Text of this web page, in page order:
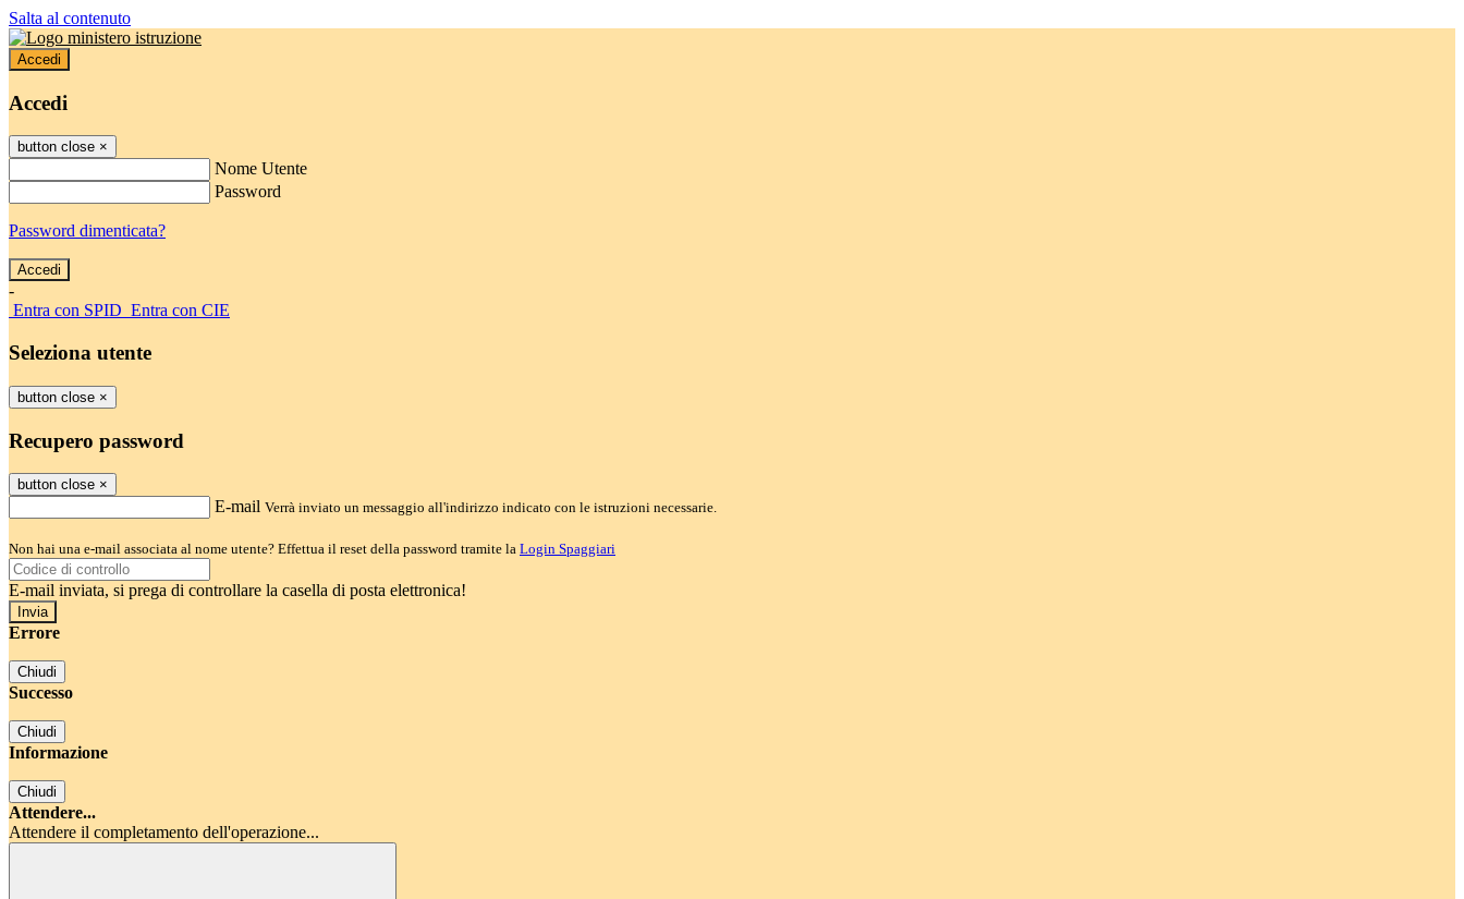
Salta al contenuto
Accedi
Accedi
button close ×
Nome Utente
Password
Password dimenticata?
-
Entra con SPID Entra con CIE
Seleziona utente
button close ×
Recupero password
button close ×
E-mail Verrà inviato un messaggio all'indirizzo indicato con le istruzioni necessarie.
Non hai una e-mail associata al nome utente? Effettua il reset della password tramite la Login Spaggiari
E-mail inviata, si prega di controllare la casella di posta elettronica!
Errore
Chiudi
Successo
Chiudi
Informazione
Chiudi
Attendere...
Attendere il completamento dell'operazione...